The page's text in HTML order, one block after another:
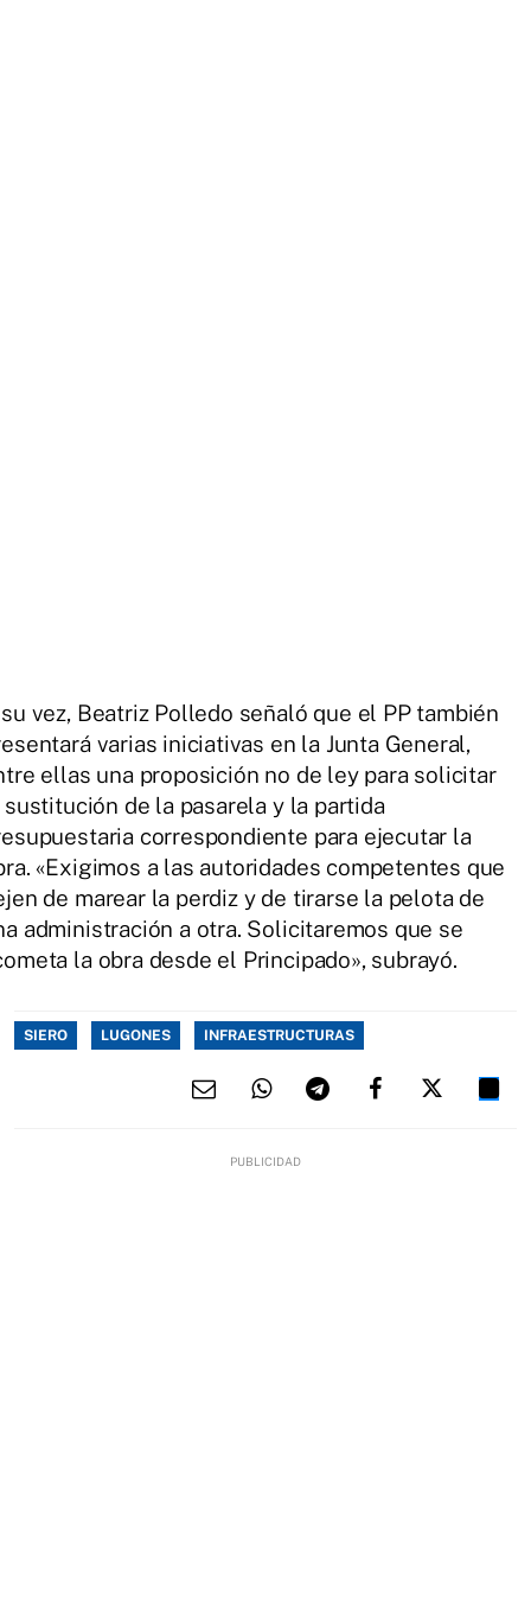
vez, Beatriz Polledo señaló que el PP también
varias iniciativas en la Junta General,
ellas una proposición no de ley para solicitar
sustitución de la pasarela y la partida
correspondiente para ejecutar la
«Exigimos a las autoridades competentes que
de marear la perdiz y de tirarse la pelota de
administración a otra. Solicitaremos que se
la obra desde el Principado», subrayó.
SIERO LUGONES INFRAESTRUCTURAS